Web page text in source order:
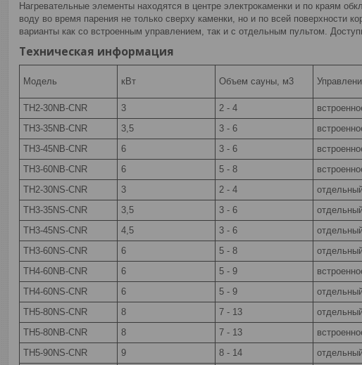
Нагревательные элементы находятся в центре электрокаменки и по краям
воду во время парения не только сверху каменки, но и по всей поверхности
варианты как со встроенным управлением, так и с отдельным пультом.
Техническая информация
Модель кВт Объем сауны, м3
TH2-30NB-CNR
3 2 - 4
TH3-35NB-CNR
3,5 3 - 6
TH3-45NB-CNR
6 3 - 6
TH3-60NB-CNR
6 5 - 8
TH2-30NS-CNR
3 2 - 4
TH3-35NS-CNR
3,5 3 - 6
TH3-45NS-CNR
4,5 3 - 6
TH3-60NS-CNR
6 5 - 8
TH4-60NB-CNR
6 5 - 9
TH4-60NS-CNR
6 5 - 9
TH5-80NS-CNR
8 7 - 13
TH5-80NB-CNR
8 7 - 13
TH5-90NS-CNR
9 8 - 14